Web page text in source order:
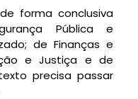
forma conclusiva
Pública e
de Finanças e
e Justiça e de
precisa passar